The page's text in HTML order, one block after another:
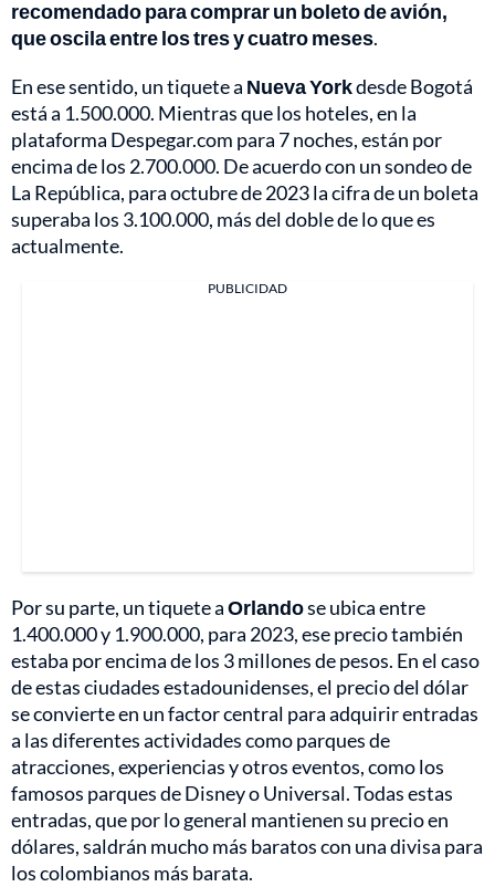
recomendado para comprar un boleto de avión,
que oscila entre los tres y cuatro meses.
En ese sentido, un tiquete a Nueva Yorkdesde Bogotá
está a 1.500.000. Mientras que los hoteles, en la
plataforma Despegar.com para 7 noches, están por
encima de los 2.700.000. De acuerdo con un sondeo de
La República, para octubre de 2023 la cifra de un boleta
superaba los 3.100.000, más del doble de lo que es
actualmente.
PUBLICIDAD
Por su parte, un tiquete aOrlandose ubica entre
1.400.000 y 1.900.000, para 2023, ese precio también
estaba por encima de los 3 millones de pesos. En el caso
de estas ciudades estadounidenses, el precio del dólar
se convierte en un factor central para adquirir entradas
a las diferentes actividades como parques de
atracciones, experiencias y otros eventos, como los
famosos parques de Disney o Universal. Todas estas
entradas, que por lo general mantienen su precio en
dólares, saldrán mucho más baratos con una divisa para
los colombianos más barata.